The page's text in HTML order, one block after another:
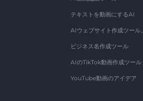
テキストを動画にするAI
AIウェブサイト作成ツール。
ビジネス名作成ツール
AIのTikTok動画作成ツール
YouTube動画のアイデア